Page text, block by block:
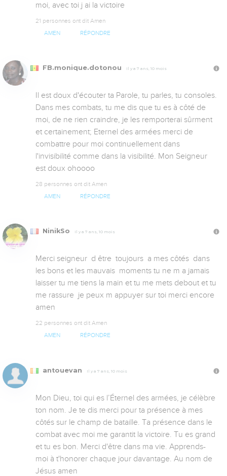
moi, avec toi j ai la victoire
21 personnes ont dit Amen
AMEN RÉPONDRE
FB.monique.dotonou Il y a 7 ans, 10 mois
Il est doux d'écouter ta Parole, tu parles, tu consoles.
Dans mes combats, tu me dis que tu es à côté de
moi, de ne rien craindre, je les remporterai sûrment
et certainement; Eternel des armées merci de
combattre pour moi continuellement dans
l'invisibilité comme dans la visibilité. Mon Seigneur
est doux ohoooo
28 personnes ont dit Amen
AMEN RÉPONDRE
NinikSo Il y a 7 ans, 10 mois
Merci seigneur  d être  toujours  a mes côtés  dans
les bons et les mauvais  moments tu ne m a jamais
laisser tu me tiens la main et tu me mets debout et tu
me rassure  je peux m appuyer sur toi merci encore
amen
22 personnes ont dit Amen
AMEN RÉPONDRE
antouevan Il y a 7 ans, 10 mois
Mon Dieu, toi qui es l’Éternel des armées, je célèbre
ton nom. Je te dis merci pour ta présence à mes
côtés sur le champ de bataille. Ta présence dans le
combat avec moi me garantit la victoire. Tu es grand
et tu es bon. Merci d'être dans ma vie. Apprends-
moi à t'honorer chaque jour davantage. Au nom de
Jésus amen